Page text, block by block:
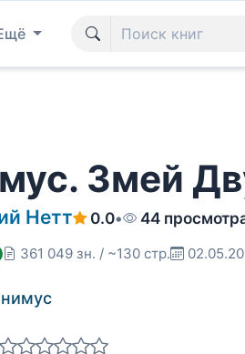
Змей
Нетт 0.0• 44
361 049 зн. / ~130 стр.